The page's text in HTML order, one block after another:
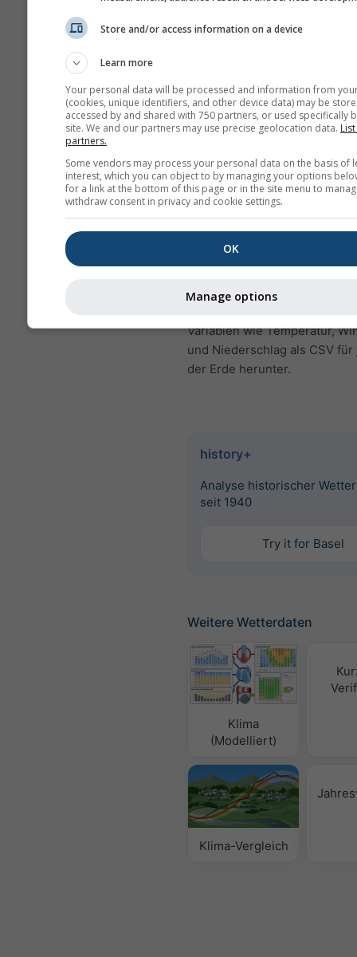
neben den Koordinaten.
stündliche Daten. Für
gibt es tägliche
Minimal-, Maximal- und
Durchschnittswerte. Für
6 Monate gibt es
Aggregationen.
Wir bieten auch
Kauf an. Bitte
für weitere
1940 für 45.83°N 6.81°O
Variablen wie Temperatur,
und Niederschlag als CSV
der Erde herunter.
history+
Analyse historischer
seit 1940
Try it for Basel
Weitere Wetterdaten
Klima
(Modelliert)
Klima-Vergleich
Store and/or access information on a device
Learn more
Your personal data will be processed and information from
(cookies, unique identifiers, and other device data) may be
accessed by and shared with 750 partners, or used specifically
site. We and our partners may use precise geolocation data.
partners.
Some vendors may process your personal data on the basis of
interest, which you can object to by managing your options
for a link at the bottom of this page or in the site menu to
withdraw consent in privacy and cookie settings.
OK
Manage options